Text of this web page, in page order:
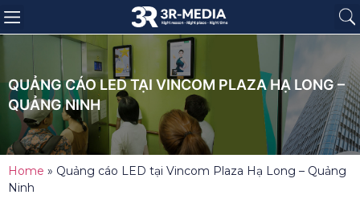
QUẢNG CÁO LED TẠI VINCOM PLAZA HẠ LONG –
QUẢNG NINH
Home » Quảng cáo LED tại Vincom Plaza Hạ Long – Quảng
Ninh